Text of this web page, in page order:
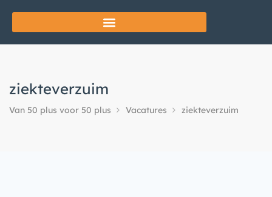
ziekteverzuim
Van 50 plus voor 50 plus Vacatures ziekteverzuim